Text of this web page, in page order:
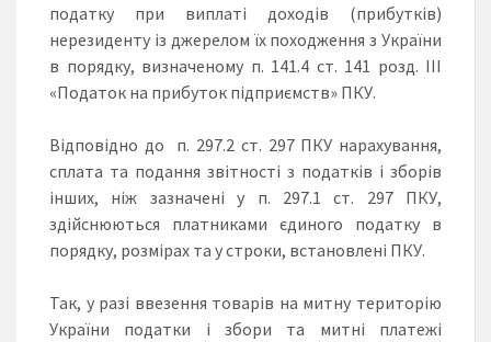
податку при виплаті доходів (прибутків)
нерезиденту із джерелом їх походження з України
в порядку, визначеному п. 141.4 ст. 141 розд. ІІІ
«Податок на прибуток підприємств» ПКУ.
Відповідно до п. 297.2 ст. 297 ПКУ нарахування,
сплата та подання звітності з податків і зборів
інших, ніж зазначені у п. 297.1 ст. 297 ПКУ,
здійснюються платниками єдиного податку в
порядку, розмірах та у строки, встановлені ПКУ.
Так, у разі ввезення товарів на митну територію
України податки і збори та митні платежі